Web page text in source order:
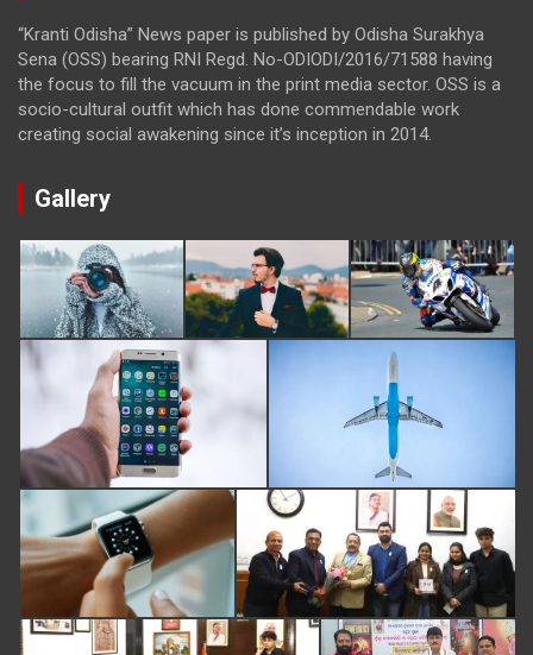
“Kranti Odisha” News paper is published by Odisha Surakhya
Sena (OSS) bearing RNI Regd. No-ODIODI/2016/71588 having
the focus to fill the vacuum in the print media sector. OSS is a
socio-cultural outfit which has done commendable work
creating social awakening since it’s inception in 2014.
Gallery